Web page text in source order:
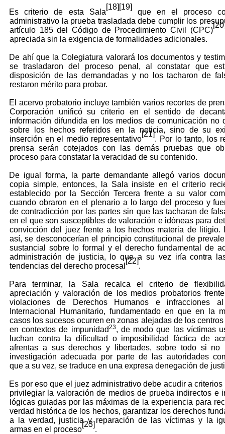
Es criterio de esta Sala
[18] [19]
que en el proceso
administrativo la prueba trasladada debe cumplir los
artículo 185 del Código de Procedimiento Civil (CPC)
apreciada sin la exigencia de formalidades adicionales.
De ahí que la Colegiatura valorará los documentos y
se trasladaron del proceso penal, al constatar que
disposición de las demandadas y no los tacharon de
restaron mérito para probar.
El acervo probatorio incluye también varios recortes de
Corporación unificó su criterio en el sentido de
información difundida en los medios de comunicación no
sobre los hechos referidos en la noticia, sino de su
inserción en el medio representativo
[21]
. Por lo tanto, los
prensa serán cotejados con las demás pruebas que
proceso para constatar la veracidad de su contenido.
De igual forma, la parte demandante allegó varios
copia simple, entonces, la Sala insiste en el criterio
establecido por la Sección Tercera frente a su valor
cuando obraron en el plenario a lo largo del proceso y
de contradicción por las partes sin que las tacharan de
en el que son susceptibles de valoración e idóneas para
convicción del juez frente a los hechos materia de litigio.
así, se desconocerían el principio constitucional de
sustancial sobre lo formal y el derecho fundamental de
administración de justicia, lo que a su vez iría contra
tendencias del derecho procesal
[22]
.
Para terminar, la Sala recalca el criterio de
apreciación y valoración de los medios probatorios
violaciones de Derechos Humanos e infracciones
Internacional Humanitario, fundamentado en que en la
casos los sucesos ocurren en zonas alejadas de los
en contextos de impunidad23, de modo que las víctimas
luchan contra la dificultad o imposibilidad fáctica de
afrentas a sus derechos y libertades, sobre todo si no
investigación adecuada por parte de las autoridades
que a su vez, se traduce en una expresa denegación de
Es por eso que el juez administrativo debe acudir a
privilegiar la valoración de medios de prueba indirectos e
lógicas guiadas por las máximas de la experiencia para
verdad histórica de los hechos, garantizar los derechos
a la verdad, justicia y reparación de las víctimas y la
armas en el proceso
[23]
.